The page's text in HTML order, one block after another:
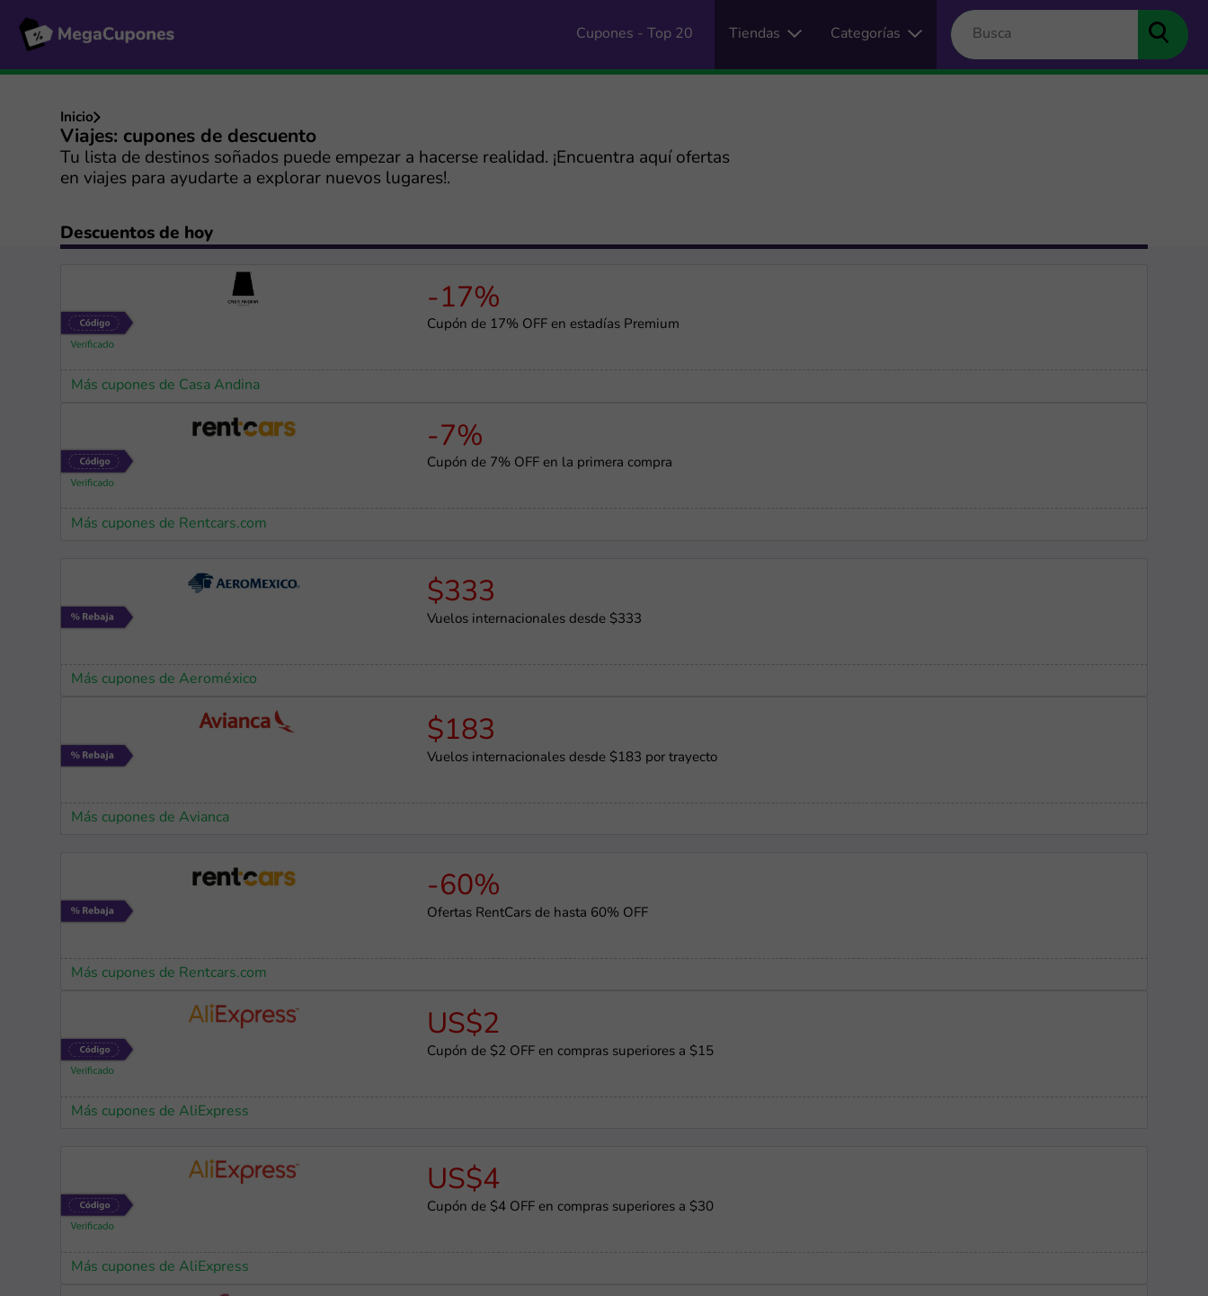
Cupones - Top 20 Tiendas Categorías
Inicio
Viajes: cupones de descuento
Tu lista de destinos soñados puede empezar a hacerse realidad. ¡Encuentra aquí ofertas
en viajes para ayudarte a explorar nuevos lugares!.
Descuentos de hoy
-17%
Cupón de 17% OFF en estadías Premium
Más cupones de Casa Andina
-7%
Cupón de 7% OFF en la primera compra
Más cupones de Rentcars.com
$333
Vuelos internacionales desde $333
Más cupones de Aeroméxico
$183
Vuelos internacionales desde $183 por trayecto
Más cupones de Avianca
-60%
Ofertas RentCars de hasta 60% OFF
Más cupones de Rentcars.com
US$2
Cupón de $2 OFF en compras superiores a $15
Más cupones de AliExpress
US$4
Cupón de $4 OFF en compras superiores a $30
Más cupones de AliExpress